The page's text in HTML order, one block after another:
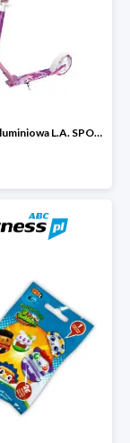
Hulajnoga aluminiowa L.A. SPORTS CITY 13860LRG ze stopką -27%